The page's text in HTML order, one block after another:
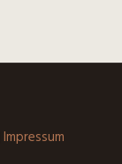
Impressum